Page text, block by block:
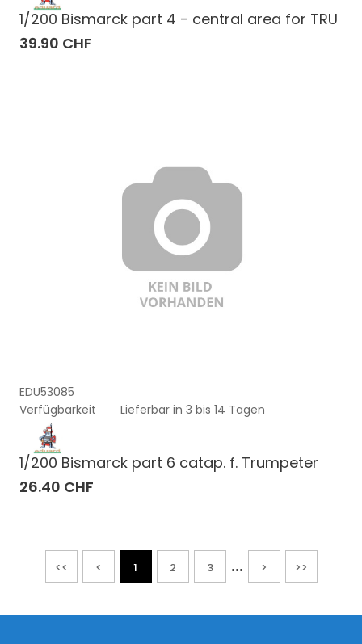
1/200 Bismarck part 4 - central area for TRU
39.90 CHF
EDU53085
Verfügbarkeit
Lieferbar in 3 bis 14 Tagen
1/200 Bismarck part 6 catap. f. Trumpeter
26.40 CHF
<< < 1 2 3 ... > >>